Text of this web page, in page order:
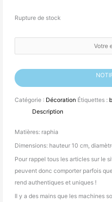
Rupture de stock
Catégorie : Décoration Étiquettes :
Description
Matières: raphia
Dimensions: hauteur 10 cm,
Pour rappel tous les articles sur le
peuvent donc comporter parfois
rend authentiques et uniques !
Il y a des mains que les machines